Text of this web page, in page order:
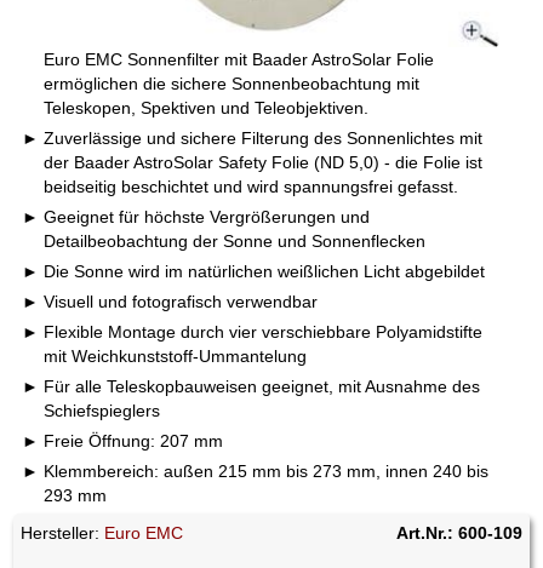
Euro EMC Sonnenfilter mit Baader AstroSolar Folie
ermöglichen die sichere Sonnenbeobachtung mit
Teleskopen, Spektiven und Teleobjektiven.
Zuverlässige und sichere Filterung des Sonnenlichtes mit
der Baader AstroSolar Safety Folie (ND 5,0) - die Folie ist
beidseitig beschichtet und wird spannungsfrei gefasst.
Geeignet für höchste Vergrößerungen und
Detailbeobachtung der Sonne und Sonnenflecken
Die Sonne wird im natürlichen weißlichen Licht abgebildet
Visuell und fotografisch verwendbar
Flexible Montage durch vier verschiebbare Polyamidstifte
mit Weichkunststoff-Ummantelung
Für alle Teleskopbauweisen geeignet, mit Ausnahme des
Schiefspieglers
Freie Öffnung: 207 mm
Klemmbereich: außen 215 mm bis 273 mm, innen 240 bis
293 mm
Hersteller: Euro EMC Art.Nr.: 600-109